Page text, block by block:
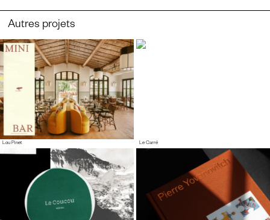
Autres projets
Lou Pinet Le Carré